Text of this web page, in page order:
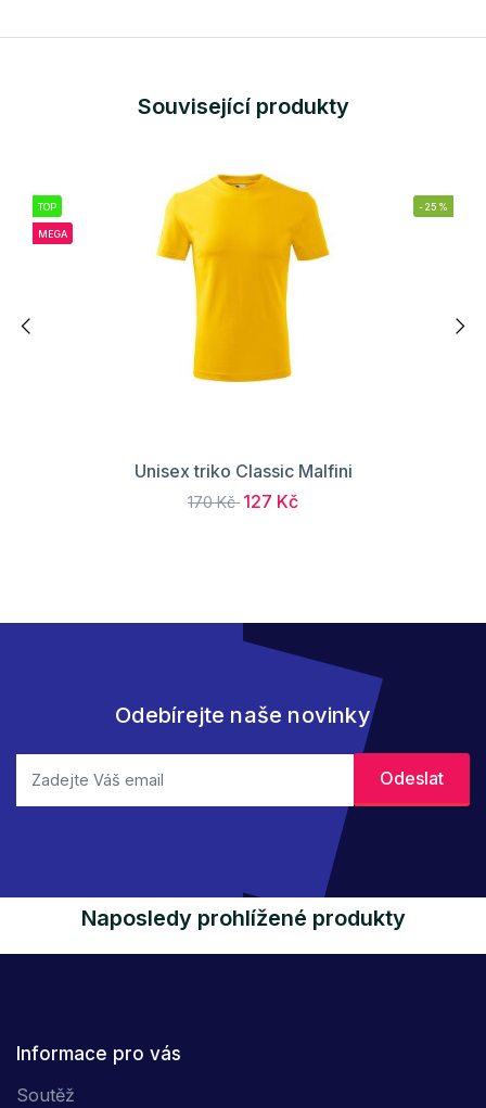
Související produkty
TOP
MEGA
-25%
Unisex triko Classic Malfini
170 Kč 127 Kč
Odebírejte naše novinky
Naposledy prohlížené produkty
Informace pro vás
Soutěž